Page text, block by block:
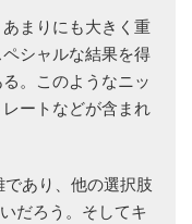
まりにも大きく重
シャルな結果を得
。このようなニッ
ートなどが含まれ
あり、他の選択肢
だろう。そしてキ